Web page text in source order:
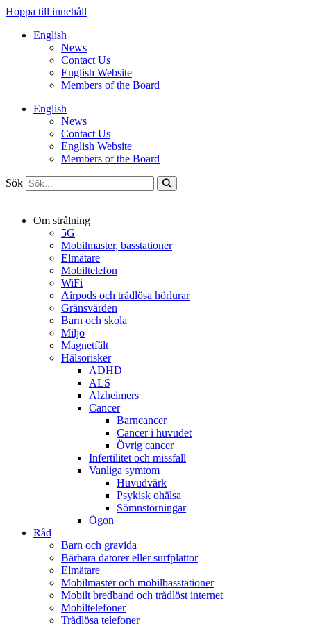
Hoppa till innehåll
English
News
Contact Us
English Website
Members of the Board
English
News
Contact Us
English Website
Members of the Board
Sök
Om strålning
5G
Mobilmaster, basstationer
Elmätare
Mobiltelefon
WiFi
Airpods och trådlösa hörlurar
Gränsvärden
Barn och skola
Miljö
Magnetfält
Hälsorisker
ADHD
ALS
Alzheimers
Cancer
Barncancer
Cancer i huvudet
Övrig cancer
Infertilitet och missfall
Vanliga symtom
Huvudvärk
Psykisk ohälsa
Sömnstörningar
Ögon
Råd
Barn och gravida
Bärbara datorer eller surfplattor
Elmätare
Mobilmaster och mobilbasstationer
Mobilt bredband och trådlöst internet
Mobiltelefoner
Trådlösa telefoner